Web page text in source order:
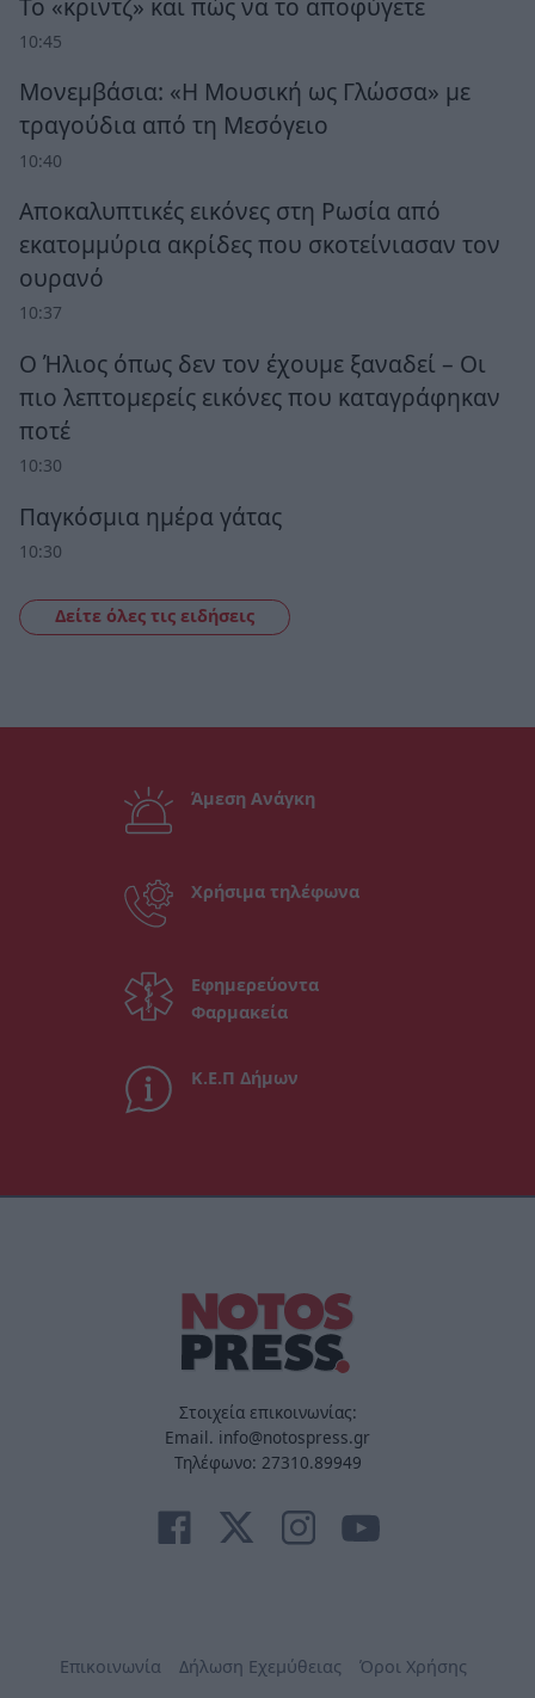
10:45
Μονεμβάσια: «Η Μουσική ως Γλώσσα» με
τραγούδια από τη Μεσόγειο
10:40
Αποκαλυπτικές εικόνες στη Ρωσία από
εκατομμύρια ακρίδες που σκοτείνιασαν τον
ουρανό
10:37
Ο Ήλιος όπως δεν τον έχουμε ξαναδεί – Οι
πιο λεπτομερείς εικόνες που καταγράφηκαν
ποτέ
10:30
Παγκόσμια ημέρα γάτας
10:30
Δείτε όλες τις ειδήσεις
Άμεση Ανάγκη
Χρήσιμα τηλέφωνα
Εφημερεύοντα
Φαρμακεία
Κ.Ε.Π Δήμων
Στοιχεία επικοινωνίας:
Email. info@notospress.gr
Τηλέφωνο: 27310.89949
Επικοινωνία Δήλωση Εχεμύθειας Όροι Χρήσης